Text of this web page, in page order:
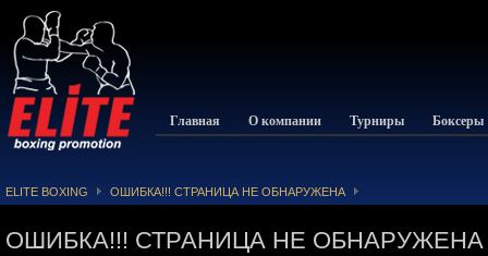
Главная О компании Турниры Боксеры
ELITE BOXING ОШИБКА!!! СТРАНИЦА НЕ ОБНАРУЖЕНА
ОШИБКА!!! СТРАНИЦА НЕ ОБНАРУЖЕНА